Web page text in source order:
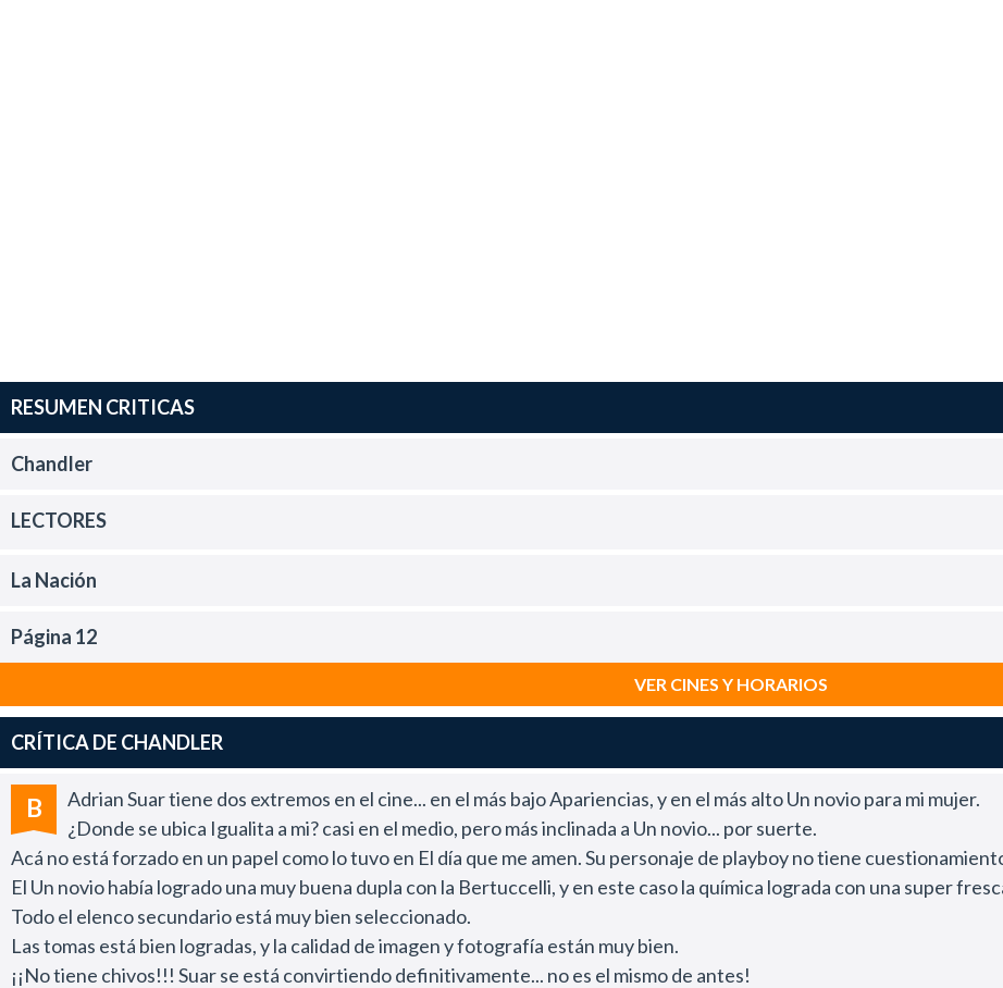
RESUMEN CRITICAS
Chandler
LECTORES
La Nación
Página 12
VER CINES Y HORARIOS
CRÍTICA DE CHANDLER
B
Adrian Suar tiene dos extremos en el cine... en el más bajo Apariencias, y en el más alto Un novio para mi mujer.
¿Donde se ubica Igualita a mi? casi en el medio, pero más inclinada a Un novio... por suerte.
Acá no está forzado en un papel como lo tuvo en El día que me amen. Su personaje de playboy no tiene
El Un novio había logrado una muy buena dupla con la Bertuccelli, y en este caso la química lograda con una super
Todo el elenco secundario está muy bien seleccionado.
Las tomas está bien logradas, y la calidad de imagen y fotografía están muy bien.
¡¡No tiene chivos!!! Suar se está convirtiendo definitivamente... no es el mismo de antes!